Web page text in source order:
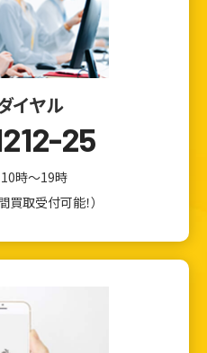
イヤル
25
10時～19時
買取受付可能！）